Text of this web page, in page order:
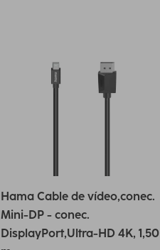
Hama Cable de vídeo,conec.
Mini-DP - conec.
DisplayPort,Ultra-HD 4K, 1,50